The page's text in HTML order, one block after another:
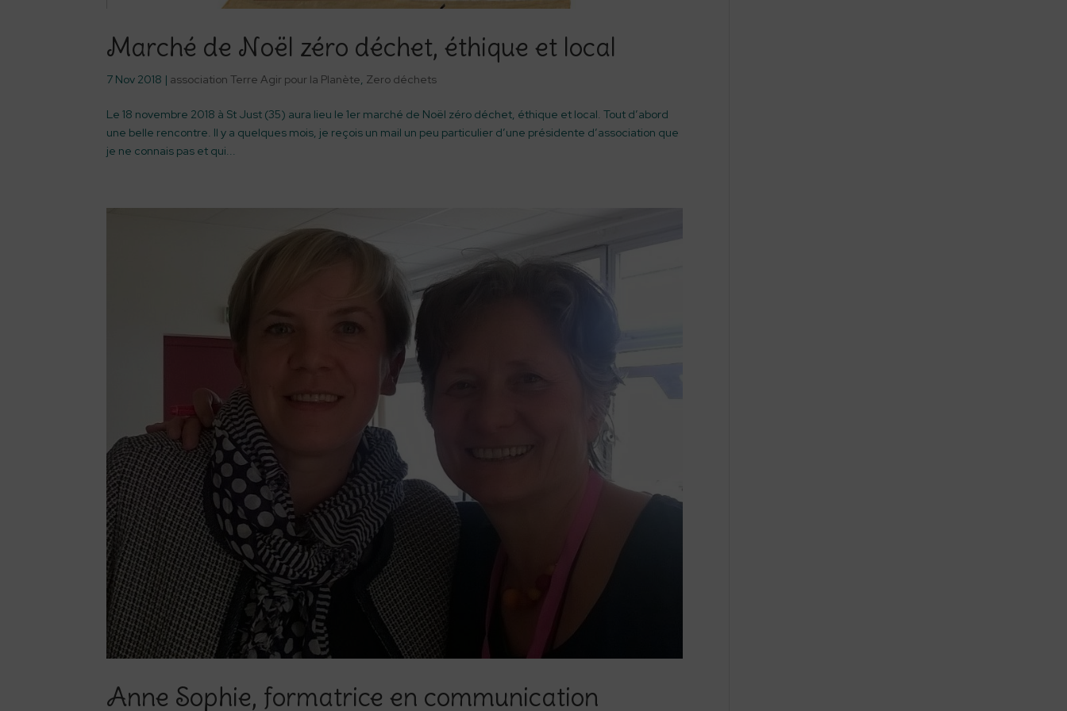
Marché de Noël zéro déchet, éthique et local
7 Nov 2018 | association Terre Agir pour la Planète, Zero déchets
Le 18 novembre 2018 à St Just (35) aura lieu le 1er marché de Noël zéro déchet, éthique et local. Tout d’abord
une belle rencontre. Il y a quelques mois, je reçois un mail un peu particulier d’une présidente d’association que
je ne connais pas et qui...
Anne Sophie, formatrice en communication